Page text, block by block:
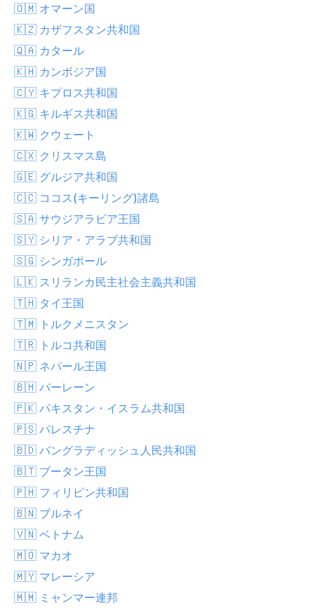
🇴🇲 オマーン国
🇰🇿 カザフスタン共和国
🇶🇦 カタール
🇰🇭 カンボジア国
🇨🇾 キプロス共和国
🇰🇬 キルギス共和国
🇰🇼 クウェート
🇨🇽 クリスマス島
🇬🇪 グルジア共和国
🇨🇨 ココス(キーリング)諸島
🇸🇦 サウジアラビア王国
🇸🇾 シリア・アラブ共和国
🇸🇬 シンガポール
🇱🇰 スリランカ民主社会主義共和国
🇹🇭 タイ王国
🇹🇲 トルクメニスタン
🇹🇷 トルコ共和国
🇳🇵 ネパール王国
🇧🇭 バーレーン
🇵🇰 パキスタン・イスラム共和国
🇵🇸 パレスチナ
🇧🇩 バングラディッシュ人民共和国
🇧🇹 ブータン王国
🇵🇭 フィリピン共和国
🇧🇳 ブルネイ
🇻🇳 ベトナム
🇲🇴 マカオ
🇲🇾 マレーシア
🇲🇲 ミャンマー連邦